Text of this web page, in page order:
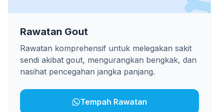
Rawatan Gout
Rawatan komprehensif untuk melegakan sakit
sendi akibat gout, mengurangkan bengkak, dan
nasihat pencegahan jangka panjang.
Tempah Rawatan